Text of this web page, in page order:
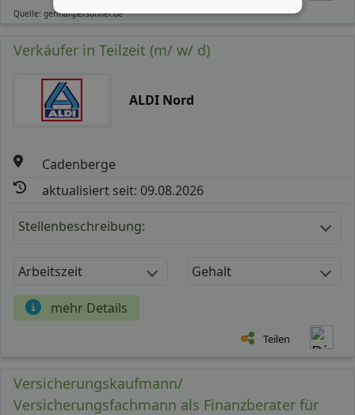
Quelle: germanpersonnel.de
Verkäufer in Teilzeit (m/ w/ d)
ALDI Nord
Cadenberge
aktualisiert seit: 09.08.2026
Stellenbeschreibung:
Arbeitszeit Gehalt
mehr Details
Teilen
Versicherungskaufmann/
Versicherungsfachmann als Finanzberater für